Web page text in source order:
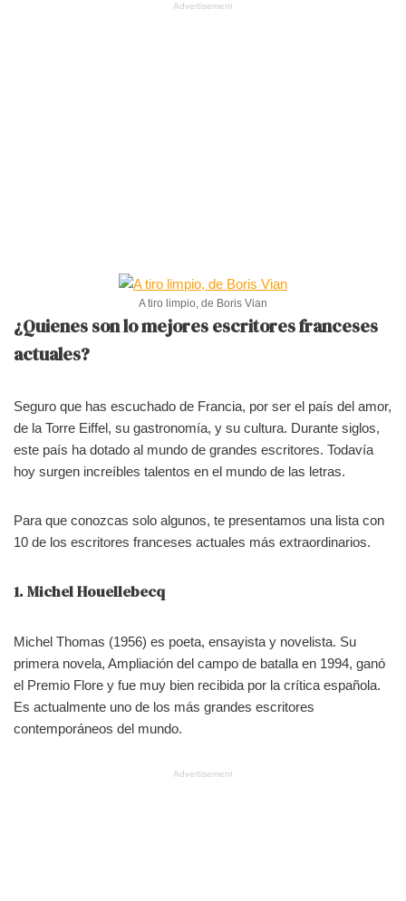
Advertisement
A tiro limpio, de Boris Vian
¿Quienes son lo mejores escritores franceses
actuales?
Seguro que has escuchado de Francia, por ser el país del amor,
de la Torre Eiffel, su gastronomía, y su cultura. Durante siglos,
este país ha dotado al mundo de grandes escritores. Todavía
hoy surgen increíbles talentos en el mundo de las letras.
Para que conozcas solo algunos, te presentamos una lista con
10 de los escritores franceses actuales más extraordinarios.
1. Michel Houellebecq
Michel Thomas (1956) es poeta, ensayista y novelista. Su
primera novela, Ampliación del campo de batalla en 1994, ganó
el Premio Flore y fue muy bien recibida por la crítica española.
Es actualmente uno de los más grandes escritores
contemporáneos del mundo.
Advertisement